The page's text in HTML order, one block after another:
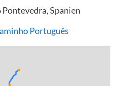
Pontevedra, Spanien
Português